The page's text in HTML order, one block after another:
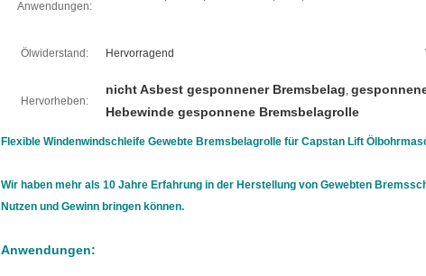
Anwendungen:
Ölwiderstand: Hervorragend
Hervorheben:
nicht Asbest gesponnener Bremsbelag,
Hebewinde gesponnene Bremsbelagrolle
Flexible Windenwindschleife Gewebte Bremsbelagrolle für Capstan Lift
Wir haben mehr als 10 Jahre Erfahrung in der Herstellung von Gewebten
Nutzen und Gewinn bringen können.
Anwendungen: